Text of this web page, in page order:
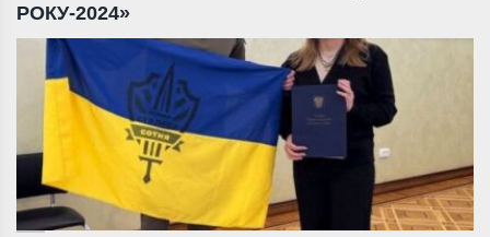
РОКУ-2024»